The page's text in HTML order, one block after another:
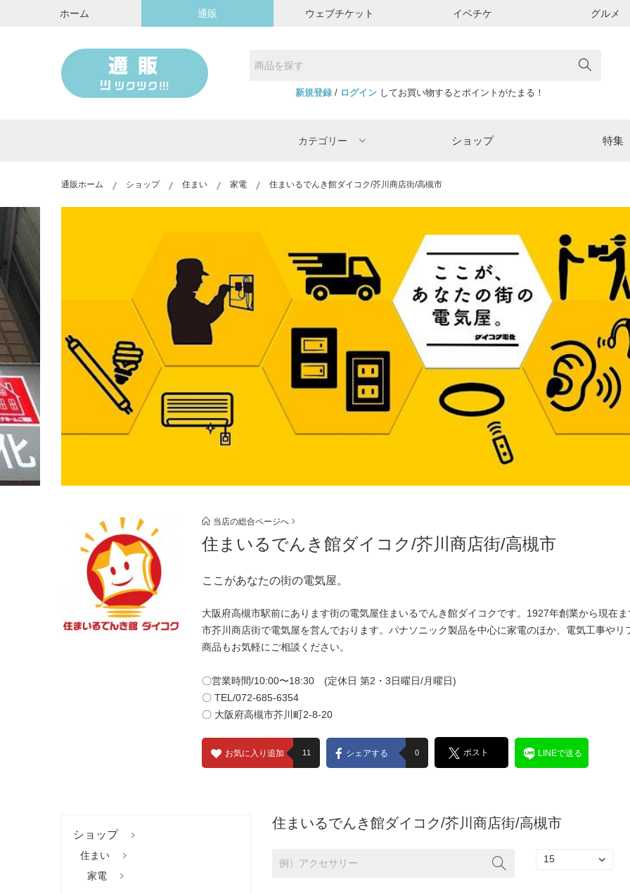
ホーム 通販 ウェブチケット イベチケ グルメ
新規登録/ ログインしてお買い物するとポイントがたまる！
カテゴリー ショップ 特集
通販ホーム ショップ 住まい 家電 住まいるでんき館ダイコク/芥川商店街/高槻市
当店の総合ページへ
住まいるでんき館ダイコク/芥川商店街/高槻市
ここがあなたの街の電気屋。
大阪府高槻市駅前にあります街の電気屋住まいるでんき館ダイコクです。1927年創業から現在
市芥川商店街で電気屋を営んでおります。パナソニック製品を中心に家電のほか、電気工事や
商品もお気軽にご相談ください。
〇営業時間/10:00〜18:30 (定休日 第2・3日曜日/月曜日)
〇 TEL/072-685-6354
〇 大阪府高槻市芥川町2-8-20
お気に入り追加 11 シェアする 0 ポスト LINEで送る
ショップ
住まい
家電
住まいるでんき館ダイコク/芥川商店街/高槻市